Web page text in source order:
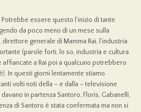
Potrebbe essere questo l’inizio di tante
da poco meno di un mese sulla
direttore generale di Mamma Rai, l’industria
(parole forti, lo so, industria e cultura
affiancate a Rai poi a qualcuno potrebbero
In questi giorni lentamente stiamo
volti noti della – e dalla – televisione
in partenza Santoro, Floris, Gabanelli,
di Santoro è stata confermata ma non si